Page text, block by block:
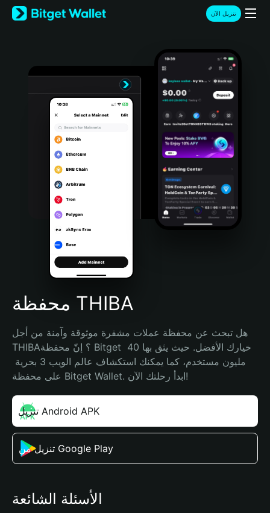
English
日本語
Türkçe
Português (Portugal)
Bahasa Indonesia
Português (Brasil)
Español (Argentina)
تنزيل الآن
محفظة THIBA
هل تبحث عن محفظة عملات مشفرة موثوقة وآمنة من أجل
THIBA؟ إنّ محفظة Bitget خيارك الأفضل. حيث يثق بها 40
على محفظة Bitget Wallet. ابدأ رحلتك الآن!
تنزيل Android APK
تنزيل من Google Play
الأسئلة الشائعة